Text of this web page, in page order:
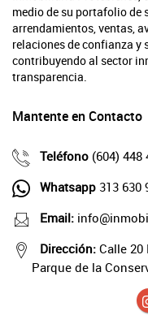
medio de su portafolio de
arrendamientos, ventas,
relaciones de confianza y
contribuyendo al sector
transparencia.
Mantente en Contacto
Teléfono (604) 448
Whatsapp 313 630
Email:
Dirección: Calle 20
Parque de la